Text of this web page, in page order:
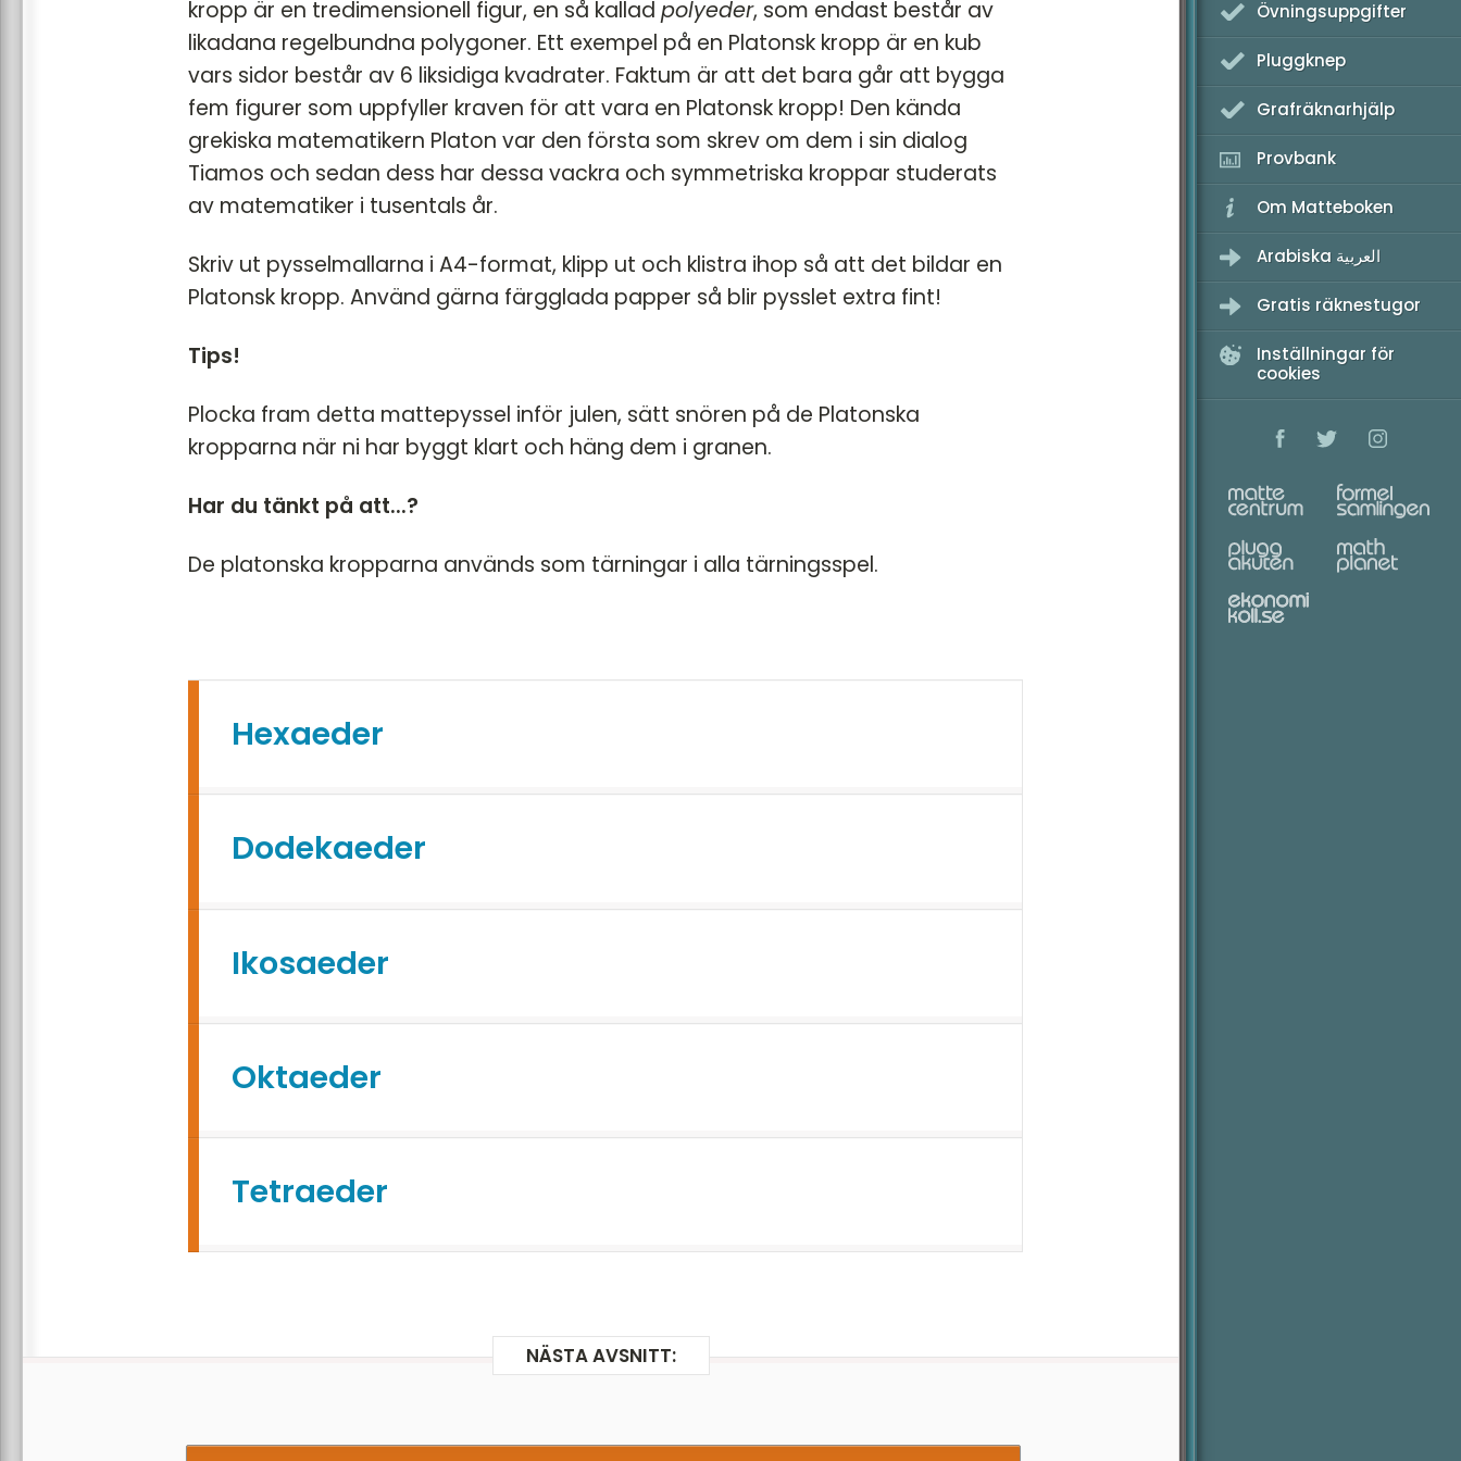
kropp är en tredimensionell figur, en så kallad polyeder, som endast består av
likadana regelbundna polygoner. Ett exempel på en Platonsk kropp är en kub
vars sidor består av 6 liksidiga kvadrater. Faktum är att det bara går att bygga
fem figurer som uppfyller kraven för att vara en Platonsk kropp! Den kända
grekiska matematikern Platon var den första som skrev om dem i sin dialog
Tiamos och sedan dess har dessa vackra och symmetriska kroppar studerats
av matematiker i tusentals år.
Skriv ut pysselmallarna i A4-format, klipp ut och klistra ihop så att det bildar en
Platonsk kropp. Använd gärna färgglada papper så blir pysslet extra fint!
Tips!
Plocka fram detta mattepyssel inför julen, sätt snören på de Platonska
kropparna när ni har byggt klart och häng dem i granen.
Har du tänkt på att...?
De platonska kropparna används som tärningar i alla tärningsspel.
Hexaeder
Dodekaeder
Ikosaeder
Oktaeder
Tetraeder
NÄSTA AVSNITT:
Övningsuppgifter
Pluggknep
Grafräknarhjälp
Provbank
Om Matteboken
Arabiska العربية
Gratis räknestugor
Inställningar för
cookies